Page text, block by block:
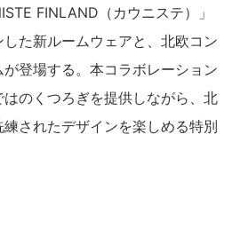
FINLAND（カウニステ）」
た新ルームウェアと、北欧コン
登場する。本コラボレーション
のくつろぎを提供しながら、北
されたデザインを楽しめる特別